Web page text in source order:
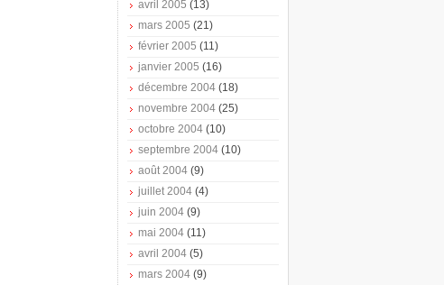
avril 2005 (13)
mars 2005 (21)
février 2005 (11)
janvier 2005 (16)
décembre 2004 (18)
novembre 2004 (25)
octobre 2004 (10)
septembre 2004 (10)
août 2004 (9)
juillet 2004 (4)
juin 2004 (9)
mai 2004 (11)
avril 2004 (5)
mars 2004 (9)